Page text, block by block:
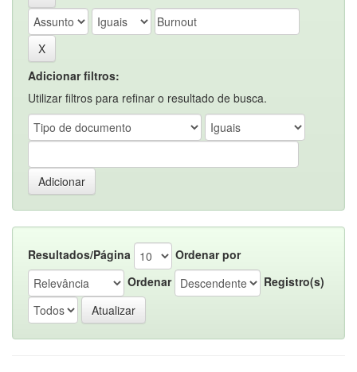
Adicionar filtros:
Utilizar filtros para refinar o resultado de busca.
Resultados/Página
Ordenar por
Ordenar
Registro(s)